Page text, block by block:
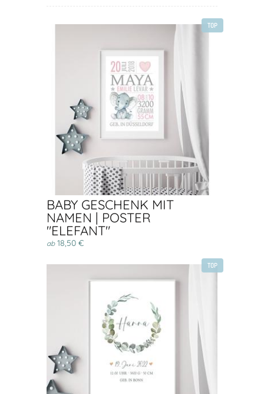
TOP
BABY GESCHENK MIT
NAMEN | POSTER
"ELEFANT"
ab18,50 €
TOP